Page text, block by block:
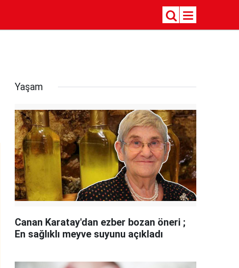
Yaşam
Canan Karatay'dan ezber bozan öneri ;
En sağlıklı meyve suyunu açıkladı